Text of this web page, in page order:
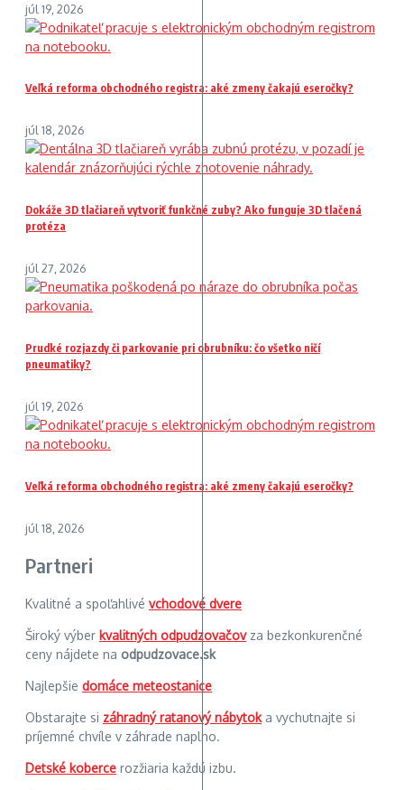
júl 19, 2026
Veľká reforma obchodného registra: aké zmeny čakajú eseročky?
júl 18, 2026
Dokáže 3D tlačiareň vytvoriť funkčné zuby? Ako funguje 3D tlačená
protéza
júl 27, 2026
Prudké rozjazdy či parkovanie pri obrubníku: čo všetko ničí
pneumatiky?
júl 19, 2026
Veľká reforma obchodného registra: aké zmeny čakajú eseročky?
júl 18, 2026
Partneri
Kvalitné a spoľahlivé vchodové dvere
Široký výber kvalitných odpudzovačovza bezkonkurenčné
ceny nájdete na odpudzovace.sk
Najlepšie domáce meteostanice
Obstarajte si záhradný ratanový nábytoka vychutnajte si
príjemné chvíle v záhrade naplno.
Detské koberce rozžiaria každú izbu.